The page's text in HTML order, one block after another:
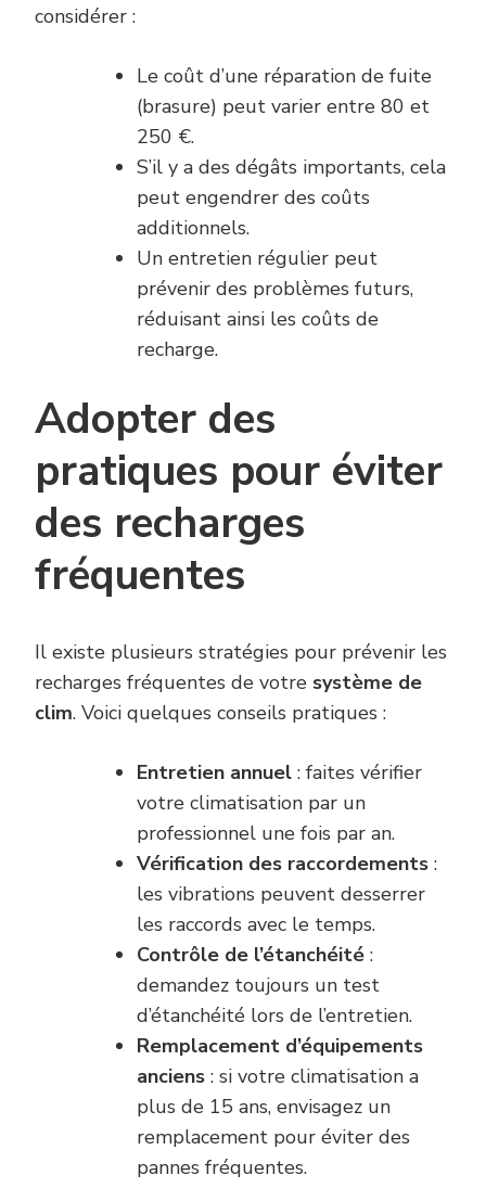
considérer :
Le coût d’une réparation de fuite
(brasure) peut varier entre 80 et
250 €.
S’il y a des dégâts importants, cela
peut engendrer des coûts
additionnels.
Un entretien régulier peut
prévenir des problèmes futurs,
réduisant ainsi les coûts de
recharge.
Adopter des
pratiques pour éviter
des recharges
fréquentes
Il existe plusieurs stratégies pour prévenir les
recharges fréquentes de votre système de
clim. Voici quelques conseils pratiques :
Entretien annuel : faites vérifier
votre climatisation par un
professionnel une fois par an.
Vérification des raccordements :
les vibrations peuvent desserrer
les raccords avec le temps.
Contrôle de l’étanchéité :
demandez toujours un test
d’étanchéité lors de l’entretien.
Remplacement d’équipements
anciens : si votre climatisation a
plus de 15 ans, envisagez un
remplacement pour éviter des
pannes fréquentes.